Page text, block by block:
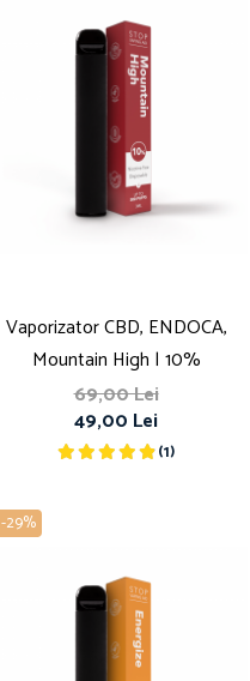
Vaporizator CBD, ENDOCA,
Mountain High | 10%
69,00 Lei
49,00 Lei
(1)
-29%